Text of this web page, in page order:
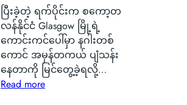
ပြီးခဲ့တဲ့ ရက်ပိုင်းက စကော့တ
လန်နိုင်ငံ Glasgow မြို့ရဲ့
ကောင်းကင်ပေါ်မှာ နဂါးတစ်
ကောင် အမှန်တကယ် ပျံသန်း
နေတာကို မြင်တွေ့ခဲ့ရလို့…
Read more: